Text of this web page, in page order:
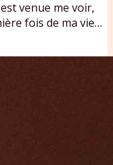
venue me voir,
fois de ma vie
et que ça s'arrête